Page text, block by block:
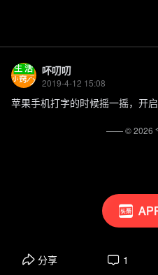
吥叨叨
2019-4-12 15:08
苹果手机打字的时候摇一摇，开
分享 1
—— ©2026